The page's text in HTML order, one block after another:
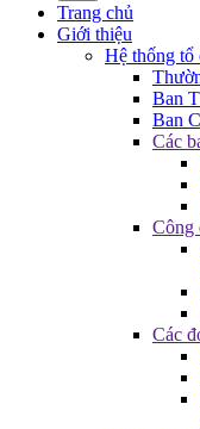
Trang chủ
Giới thiệu
Hệ thống tổ
Ban
Ban
Các
Công
Các